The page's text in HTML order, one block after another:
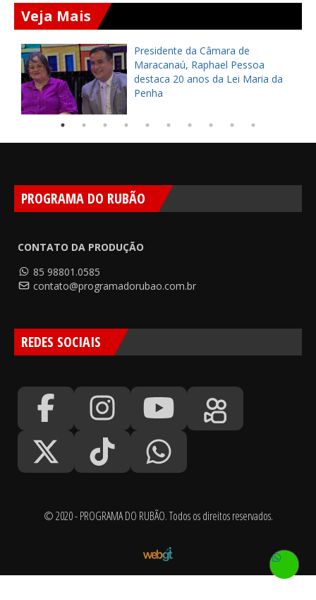
Veja Mais
Presidente da Câmara de
Maracanaú, Raphael Pessoa
destaca 20 anos da Lei Maria da
Penha
PROGRAMA DO RUBÃO
CONTATO DA PRODUÇÃO
85 98801.0585
contato@programadorubao.com.br
REDES SOCIAIS
© 2020 - PROGRAMA DO RUBÃO. Todos os direitos reservados.